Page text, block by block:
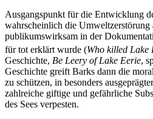
Ausgangspunkt für die Entwicklung
wahrscheinlich die Umweltzerstörung
publikumswirksam in der
für tot erklärt wurde (Who killed Lake
Geschichte, Be Leery of Lake Eerie,
Geschichte greift Barks dann die
zu schützen, in besonders
zahlreiche giftige und gefährliche
des Sees verpesten.